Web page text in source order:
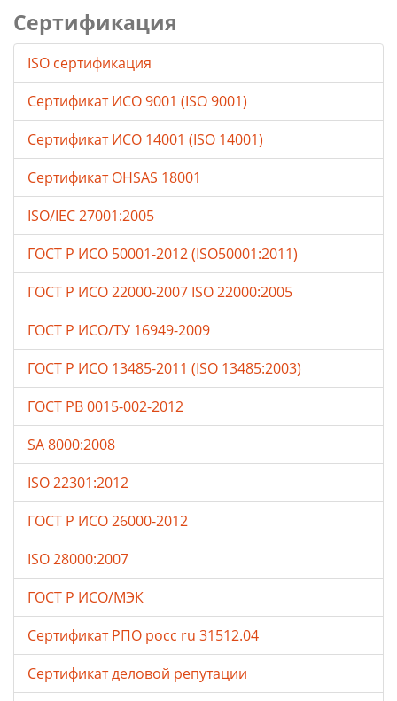
Сертификация
ISO сертификация
Сертификат ИСО 9001 (ISO 9001)
Сертификат ИСО 14001 (ISO 14001)
Сертификат OHSAS 18001
ISO/IEC 27001:2005
ГОСТ Р ИСО 50001-2012 (ISO50001:2011)
ГОСТ Р ИСО 22000-2007 ISO 22000:2005
ГОСТ Р ИСО/ТУ 16949-2009
ГОСТ Р ИСО 13485-2011 (ISO 13485:2003)
ГОСТ РВ 0015-002-2012
SA 8000:2008
ISO 22301:2012
ГОСТ Р ИСО 26000-2012
ISO 28000:2007
ГОСТ Р ИСО/МЭК
Сертификат РПО росс ru 31512.04
Сертификат деловой репутации